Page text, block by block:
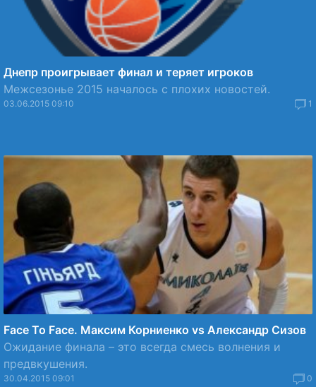
Днепр проигрывает финал и теряет игроков
Межсезонье 2015 началось с плохих новостей.
03.06.2015 09:10 1
Face To Face. Максим Корниенко vs Александр Сизов
Ожидание финала – это всегда смесь волнения и
предвкушения.
30.04.2015 09:01 0